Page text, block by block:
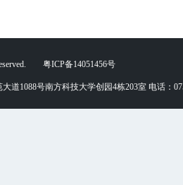
粤ICP备14051456号
道1088号南方科技大学创园4栋203室 电话：